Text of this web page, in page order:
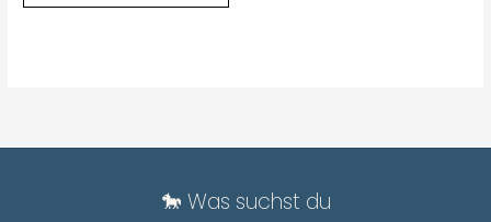
🐎 Was suchst du